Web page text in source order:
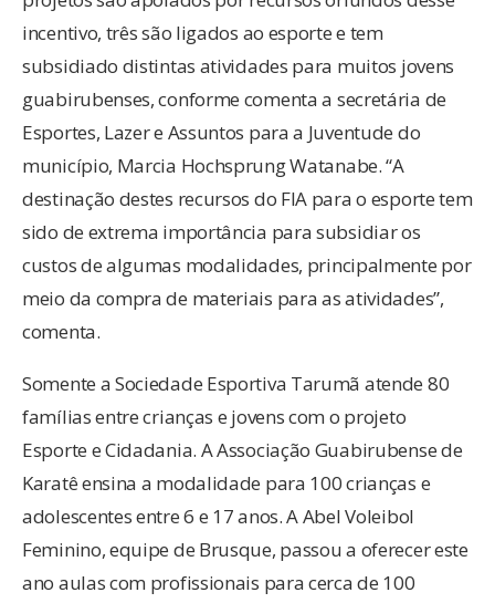
incentivo, três são ligados ao esporte e tem
subsidiado distintas atividades para muitos jovens
guabirubenses, conforme comenta a secretária de
Esportes, Lazer e Assuntos para a Juventude do
município, Marcia Hochsprung Watanabe. “A
destinação destes recursos do FIA para o esporte tem
sido de extrema importância para subsidiar os
custos de algumas modalidades, principalmente por
meio da compra de materiais para as atividades”,
comenta.
Somente a Sociedade Esportiva Tarumã atende 80
famílias entre crianças e jovens com o projeto
Esporte e Cidadania. A Associação Guabirubense de
Karatê ensina a modalidade para 100 crianças e
adolescentes entre 6 e 17 anos. A Abel Voleibol
Feminino, equipe de Brusque, passou a oferecer este
ano aulas com profissionais para cerca de 100